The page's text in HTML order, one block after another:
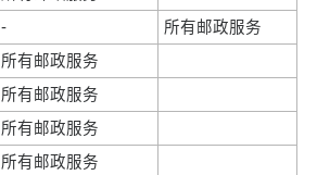
-
所有邮政服务
所有邮政服务
所有邮政服务
所有邮政服务
所有邮政服务